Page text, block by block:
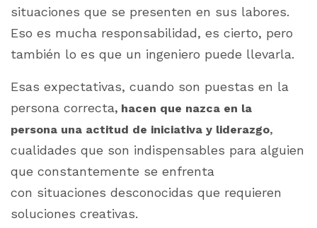
situaciones que se presenten en sus labores.
Eso es mucha responsabilidad, es cierto, pero
también lo es que un ingeniero puede llevarla.
Esas expectativas, cuando son puestas en la
persona correcta, hacen que nazca en la
persona una actitud de iniciativa y liderazgo,
cualidades que son indispensables para alguien
que constantemente se enfrenta
con situaciones desconocidas que requieren
soluciones creativas.